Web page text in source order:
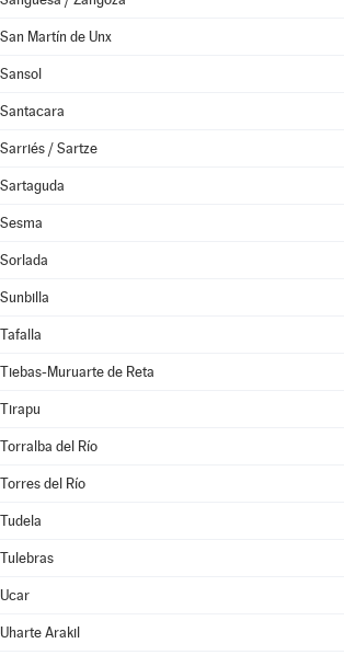
San Martín de Unx
Sansol
Santacara
Sarriés / Sartze
Sartaguda
Sesma
Sorlada
Sunbilla
Tafalla
Tiebas-Muruarte de Reta
Tirapu
Torralba del Río
Torres del Río
Tudela
Tulebras
Ucar
Uharte Arakil